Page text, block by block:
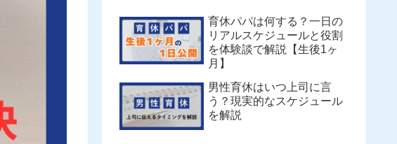
育休パパは何する？一日の
リアルスケジュールと役割
を体験談で解説【生後1ヶ
月】
男性育休はいつ上司に言
う？現実的なスケジュール
を解説